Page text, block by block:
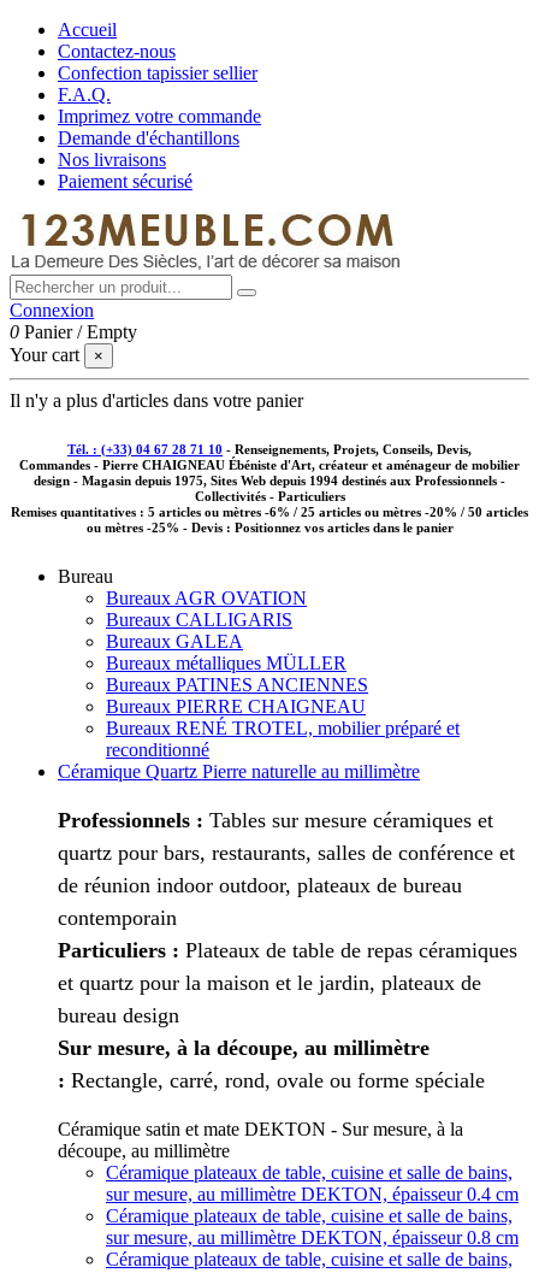
Accueil
Contactez-nous
Confection tapissier sellier
F.A.Q.
Imprimez votre commande
Demande d'échantillons
Nos livraisons
Paiement sécurisé
Connexion
0 Panier /Empty
Your cart
×
Il n'y a plus d'articles dans votre panier
Tél. : (+33) 04 67 28 71 10 - Renseignements, Projets, Conseils, Devis,
Commandes - Pierre CHAIGNEAU Ébéniste d'Art, créateur et aménageur de mobilier
design - Magasin depuis 1975, Sites Web depuis 1994 destinés aux Professionnels -
Collectivités - Particuliers
Remises quantitatives : 5 articles ou mètres -6% / 25 articles ou mètres -20% / 50 articles
ou mètres -25% - Devis : Positionnez vos articles dans le panier
Bureau
Bureaux AGR OVATION
Bureaux CALLIGARIS
Bureaux GALEA
Bureaux métalliques MÜLLER
Bureaux PATINES ANCIENNES
Bureaux PIERRE CHAIGNEAU
Bureaux RENÉ TROTEL, mobilier préparé et
reconditionné
Céramique Quartz Pierre naturelle au millimètre
Professionnels : Tables sur mesure céramiques et
quartz pour bars, restaurants, salles de conférence et
de réunion indoor outdoor, plateaux de bureau
contemporain
Particuliers : Plateaux de table de repas céramiques
et quartz pour la maison et le jardin, plateaux de
bureau design
Sur mesure, à la découpe, au millimètre
: Rectangle, carré, rond, ovale ou forme spéciale
Céramique satin et mate DEKTON - Sur mesure, à la
découpe, au millimètre
Céramique plateaux de table, cuisine et salle de bains,
sur mesure, au millimètre DEKTON, épaisseur 0.4 cm
Céramique plateaux de table, cuisine et salle de bains,
sur mesure, au millimètre DEKTON, épaisseur 0.8 cm
Céramique plateaux de table, cuisine et salle de bains,